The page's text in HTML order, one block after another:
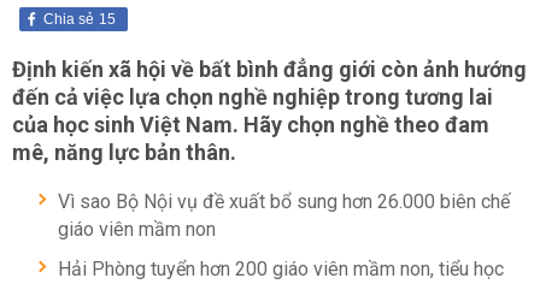
15
Chia sẻ
Định kiến xã hội về bất bình đẳng giới còn ảnh hướng
đến cả việc lựa chọn nghề nghiệp trong tương lai
của học sinh Việt Nam. Hãy chọn nghề theo đam
mê, năng lực bản thân.
Vì sao Bộ Nội vụ đề xuất bổ sung hơn 26.000 biên chế
giáo viên mầm non
Hải Phòng tuyển hơn 200 giáo viên mầm non, tiểu học